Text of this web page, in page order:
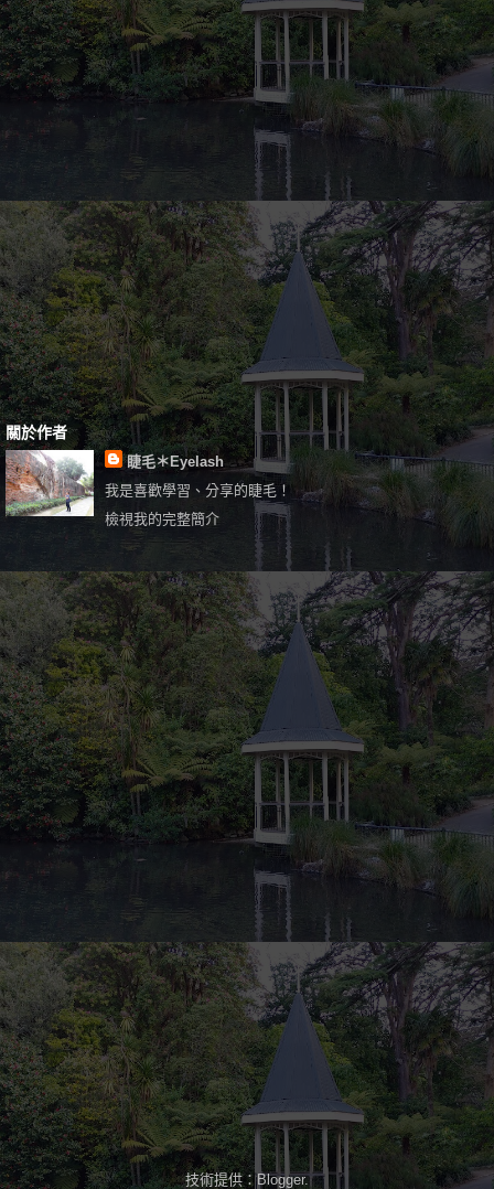
關於作者
睫毛＊Eyelash
我是喜歡學習、分享的睫毛！
檢視我的完整簡介
技術提供：Blogger.